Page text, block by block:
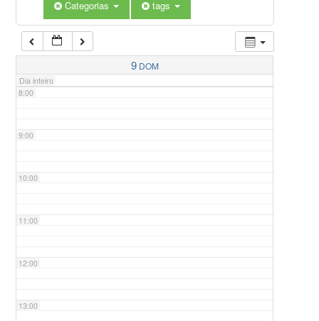
Categorias tags
9 DOM
Dia inteiro
7:00
8:00
9:00
10:00
11:00
12:00
13:00